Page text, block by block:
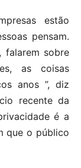
estão
pensam.
falarem sobre
as coisas
anos ”, diz
recente da
é a
que o público